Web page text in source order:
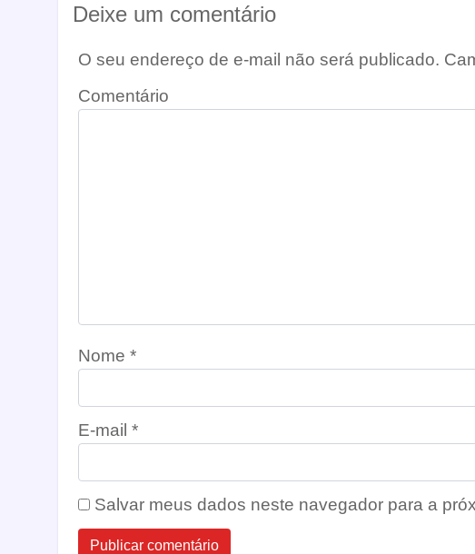
Deixe um comentário
O seu endereço de e-mail não será publicado.
Comentário
Nome *
E-mail *
Salvar meus dados neste navegador para a